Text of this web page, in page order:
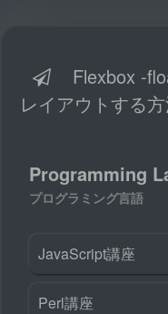
Flexbox -
レイアウトする
Programming
プログラミング言語
JavaScript講座
Perl講座